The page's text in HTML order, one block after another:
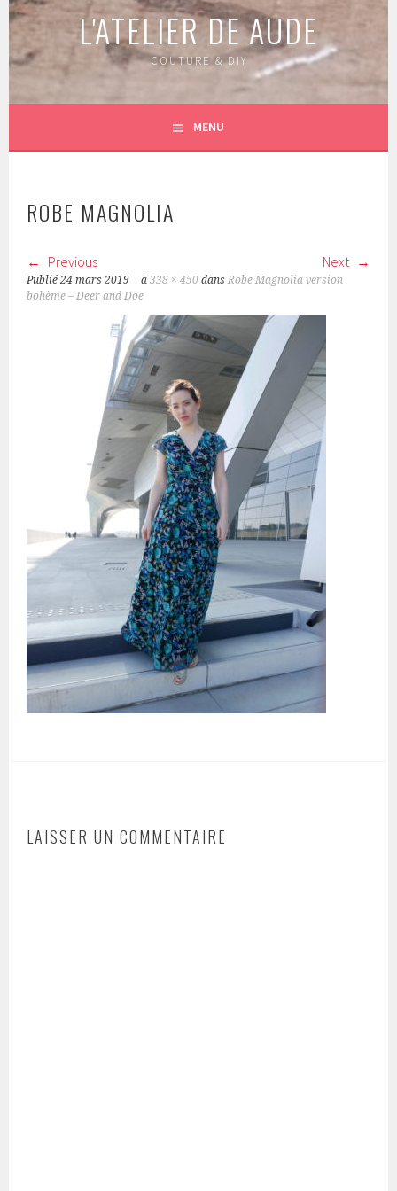
L'ATELIER DE AUDE
COUTURE & DIY
MENU
ROBE MAGNOLIA
Previous Next
Publié24 mars 2019 à338 × 450 dansRobe Magnolia version
bohème – Deer and Doe
LAISSER UN COMMENTAIRE